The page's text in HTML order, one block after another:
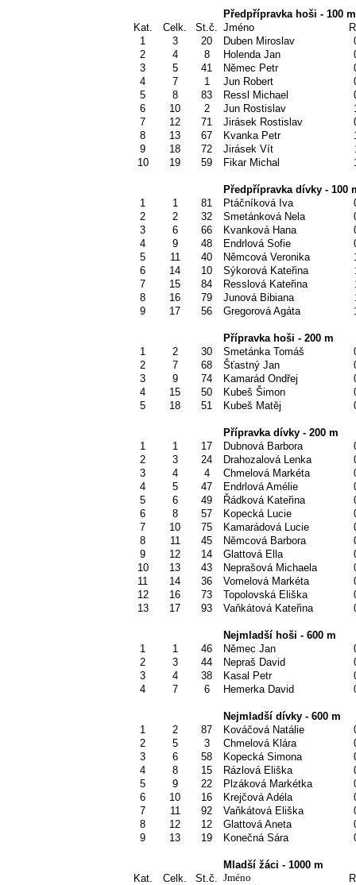
Předpřípravka hoši - 100 m
Kat.
Celk. St.č. Jméno
1
3 20 Duben Miroslav
2
4 8 Holenda Jan
3
5 41 Němec Petr
4
7 1 Jun Robert
5
8 83 Ressl Michael
6
10 2 Jun Rostislav
7
12 71 Jirásek Rostislav
8
13 67 Kvanka Petr
9
18 72 Jirásek Vít
10
19 59 Fikar Michal
Předpřípravka dívky - 100
1
1 81 Ptáčníková Iva
2
2 32 Smetánková Nela
3
6 66 Kvanková Hana
4
9 48 Endrlová Sofie
5
11 40 Němcová Veronika
6
14 10 Sýkorová Kateřina
7
15 84 Resslová Kateřina
8
16 79 Junová Bibiana
9
17 56 Gregorová Agáta
Přípravka hoši - 200 m
1
2 30 Smetánka Tomáš
2
7 68 Šťastný Jan
3
9 74 Kamarád Ondřej
4
15 50 Kubeš Šimon
5
18 51 Kubeš Matěj
Přípravka dívky - 200 m
1
1 17 Dubnová Barbora
2
3 24 Drahozalová Lenka
3
4 4 Chmelová Markéta
4
5 47 Endrlová Amélie
5
6 49 Řádková Kateřina
6
8 57 Kopecká Lucie
7
10 75 Kamarádová Lucie
8
11 45 Němcová Barbora
9
12 14 Glattová Ella
10
13 43 Neprašová Michaela
11
14 36 Vomelová Markéta
12
16 73 Topolovská Eliška
13
17 93 Vaňkátová Kateřina
Nejmladší hoši - 600 m
1
1 46 Němec Jan
2
3 44 Nepraš David
3
4 38 Kasal Petr
4
7 6 Hemerka David
Nejmladší dívky - 600 m
1
2 87 Kováčová Natálie
2
5 3 Chmelová Klára
3
6 58 Kopecká Simona
4
8 15 Rázlová Eliška
5
9 22 Plzáková Markétka
6
10 16 Krejčová Adéla
7
11 92 Vaňkátová Eliška
8
12 12 Glattová Aneta
9
13 19 Konečná Sára
Mladší žáci - 1000 m
Kat.
Celk. St.č. Jméno